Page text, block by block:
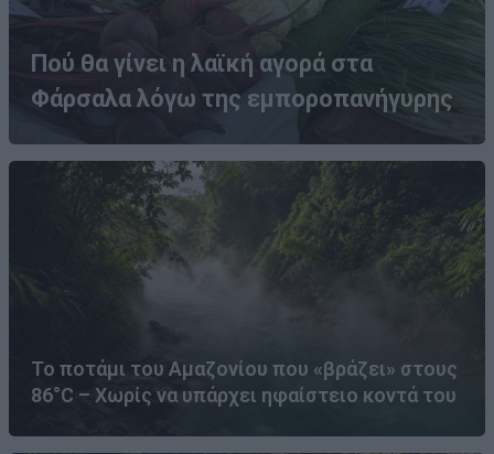
Πού θα γίνει η λαϊκή αγορά στα
Φάρσαλα λόγω της εμποροπανήγυρης
Το ποτάμι του Αμαζονίου που «βράζει» στους
86°C – Χωρίς να υπάρχει ηφαίστειο κοντά του